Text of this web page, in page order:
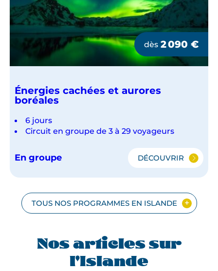
dès 2 090 €
Énergies cachées et aurores
boréales
6 jours
Circuit en groupe de 3 à 29 voyageurs
En groupe DÉCOUVRIR
ÉNERGIES
AURORES
BORÉALES
TOUS NOS PROGRAMMES EN ISLANDE
Nos articles sur
l'Islande